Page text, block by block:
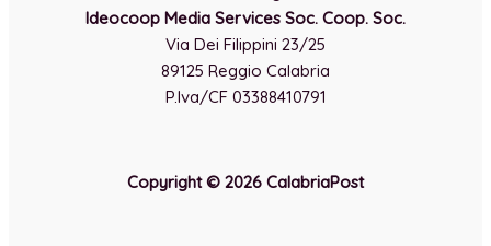
Ideocoop Media Services Soc. Coop. Soc.
Via Dei Filippini 23/25
89125 Reggio Calabria
P.Iva/CF 03388410791
Copyright © 2026 CalabriaPost